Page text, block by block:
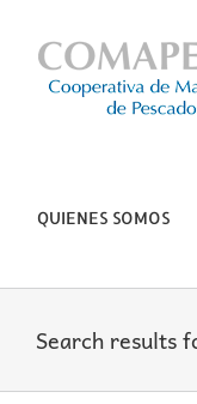
content
QUIENES SOMOS
Search results